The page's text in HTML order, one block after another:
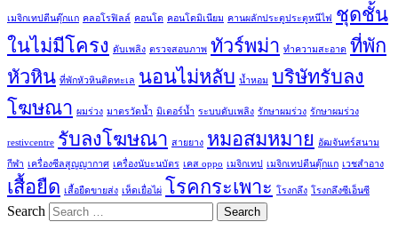
เมจิกเทปตีนตุ๊กแก คลอโรฟิลล์ คอนโด คอนโดมิเนียม คานผลักประตูประตูหนีไฟ
ชุดชั้น
ในไม่มีโครง ดับเพลิง ตรวจสอบภาพ ทัวร์พม่า ทำความสะอาด ที่พัก
หัวหิน ที่พักหัวหินติดทะเล นอนไม่หลับ น้ำหอม บริษัทรับลง
โฆษณา ผมร่วง มาตรวัดน้ำ มิเตอร์น้ำ ระบบดับเพลิง รักษาผมร่วง รักษาผมร่วง
restivcentre รับลงโฆษณา สายยาง หมอสมหมาย อัฒจันทร์สนาม
กีฬา เครื่องซีลสูญญากาศ เครื่องนับะนบัตร เคส oppo เมจิกเทป เมจิกเทปตีนตุ๊กแก เวชสำอาง
เสื้อยืด เสื้อยืดขายส่ง เห็ดเยื่อไผ่ โรคกระเพาะ โรงกลึง โรงกลึงซีเอ็นซี
Search